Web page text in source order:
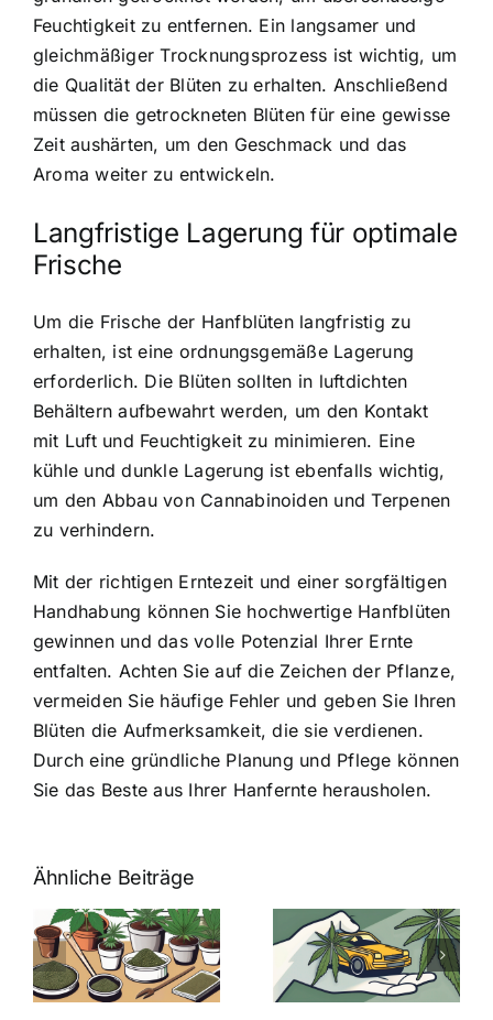
Feuchtigkeit zu entfernen. Ein langsamer und
gleichmäßiger Trocknungsprozess ist wichtig, um
die Qualität der Blüten zu erhalten. Anschließend
müssen die getrockneten Blüten für eine gewisse
Zeit aushärten, um den Geschmack und das
Aroma weiter zu entwickeln.
Langfristige Lagerung für optimale
Frische
Um die Frische der Hanfblüten langfristig zu
erhalten, ist eine ordnungsgemäße Lagerung
erforderlich. Die Blüten sollten in luftdichten
Behältern aufbewahrt werden, um den Kontakt
mit Luft und Feuchtigkeit zu minimieren. Eine
kühle und dunkle Lagerung ist ebenfalls wichtig,
um den Abbau von Cannabinoiden und Terpenen
zu verhindern.
Mit der richtigen Erntezeit und einer sorgfältigen
Handhabung können Sie hochwertige Hanfblüten
gewinnen und das volle Potenzial Ihrer Ernte
entfalten. Achten Sie auf die Zeichen der Pflanze,
vermeiden Sie häufige Fehler und geben Sie Ihren
Blüten die Aufmerksamkeit, die sie verdienen.
Durch eine gründliche Planung und Pflege können
Sie das Beste aus Ihrer Hanfernte herausholen.
Ähnliche Beiträge
Neue THC-
Grenzwert-
Regelung:
Was Sie über
Cannabis und
Cannabis
Samen
kaufen: Alles
was Sie